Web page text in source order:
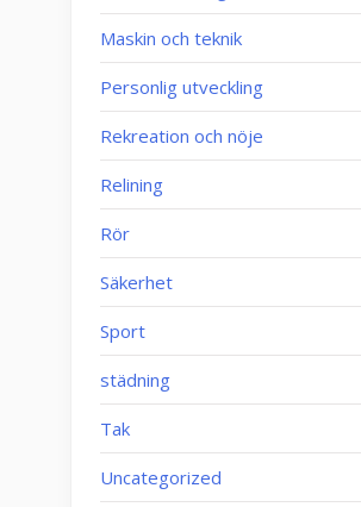
Maskin och teknik
Personlig utveckling
Rekreation och nöje
Relining
Rör
Säkerhet
Sport
städning
Tak
Uncategorized